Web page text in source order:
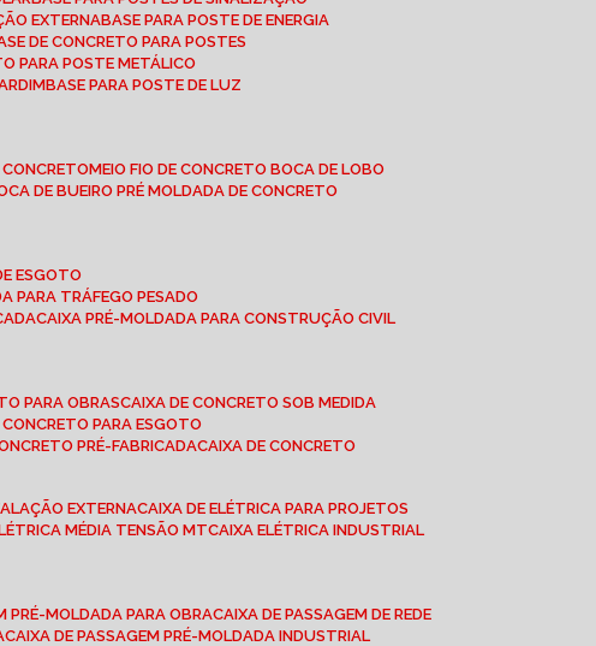
EXTERNA
BASE PARA POSTE DE ENERGIA
DE CONCRETO PARA POSTES
PARA POSTE METÁLICO
BASE PARA POSTE DE LUZ
CONCRETO
MEIO FIO DE CONCRETO BOCA DE LOBO
DE BUEIRO PRÉ MOLDADA DE CONCRETO
ESGOTO
PARA TRÁFEGO PESADO
CAIXA PRÉ-MOLDADA PARA CONSTRUÇÃO CIVIL
PARA OBRAS
CAIXA DE CONCRETO SOB MEDIDA
CONCRETO PARA ESGOTO
PRÉ-FABRICADA
CAIXA DE CONCRETO
EXTERNA CAIXA DE ELÉTRICA PARA PROJETOS
MÉDIA TENSÃO MT
CAIXA ELÉTRICA INDUSTRIAL
PRÉ-MOLDADA PARA OBRA CAIXA DE PASSAGEM DE REDE
CAIXA DE PASSAGEM PRÉ-MOLDADA INDUSTRIAL